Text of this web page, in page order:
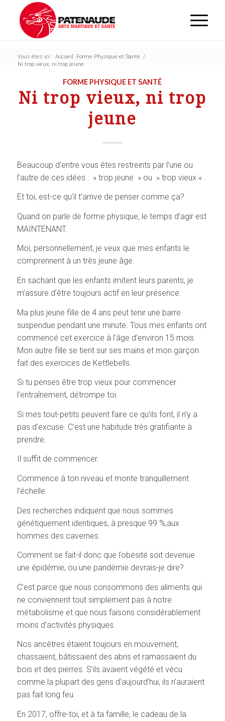
Vous êtes ici : Accueil Forme Physique et Santé /
Ni trop vieux, ni trop jeune
FORME PHYSIQUE ET SANTÉ
Ni trop vieux, ni trop
jeune
Beaucoup d’entre vous êtes restreints par l’une ou
l’autre de ces idées : » trop jeune » ou » trop vieux « .
Et toi, est-ce qu’il t’arrive de penser comme ça?
Quand on parle de forme physique, le temps d’agir est
MAINTENANT.
Moi, personnellement, je veux que mes enfants le
comprennent à un très jeune âge.
En sachant que les enfants imitent leurs parents, je
m’assure d’être toujours actif en leur présence.
Ma plus jeune fille de 4 ans peut tenir une barre
suspendue pendant une minute. Tous mes enfants ont
commencé cet exercice à l’âge d’environ 15 mois.
Mon autre fille se tient sur ses mains et mon garçon
fait des exercices de Kettlebells.
Si tu penses être trop vieux pour commencer
l’entraînement, détrompe toi.
Si mes tout-petits peuvent faire ce qu’ils font, il n’y a
pas d’excuse. C’est une habitude très gratifiante à
prendre.
Il suffit de commencer.
Commence à ton niveau et monte tranquillement
l’échelle.
Des recherches indiquent que nous sommes
génétiquement identiques, à presque 99 %,aux
hommes des cavernes.
Comment se fait-il donc que l’obésité soit devenue
une épidémie, ou une pandémie devrais-je dire?
C’est parce que nous consommons des aliments qui
ne conviennent tout simplement pas à notre
métabolisme et que nous faisons considérablement
moins d’activités physiques.
Nos ancêtres étaient toujours en mouvement,
chassaient, bâtissaient des abris et ramassaient du
bois et des pierres. S’ils avaient végété et vécu
comme la plupart des gens d’aujourd’hui, ils n’auraient
pas fait long feu.
En 2017, offre-toi, et à ta famille, le cadeau de la